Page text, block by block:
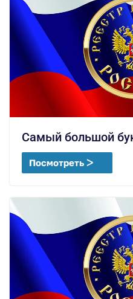
Самый большой
Посмотреть ᐳ